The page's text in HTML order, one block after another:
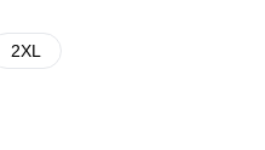
2XL